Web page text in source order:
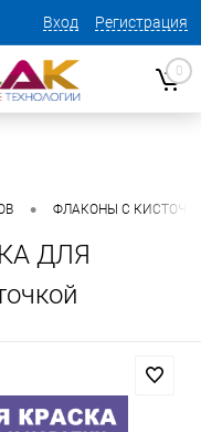
Вход Регистрация
0
• ФЛАКОНЫ С
ДЛЯ